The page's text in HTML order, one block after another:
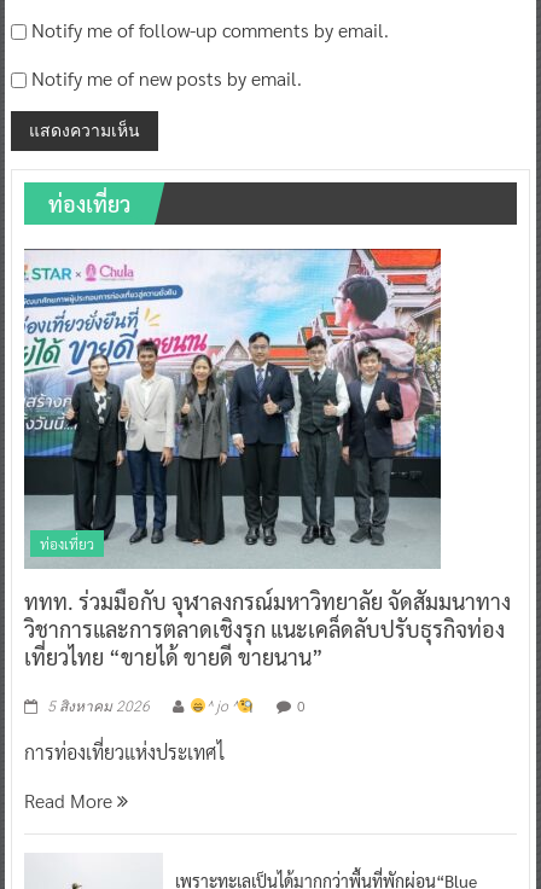
Notify me of follow-up comments by email.
Notify me of new posts by email.
ท่องเที่ยว
ท่องเที่ยว
ททท. ร่วมมือกับ จุฬาลงกรณ์มหาวิทยาลัย จัดสัมมนาทาง
วิชาการและการตลาดเชิงรุก แนะเคล็ดลับปรับธุรกิจท่อง
เที่ยวไทย “ขายได้ ขายดี ขายนาน”
5 สิงหาคม 2026 ^ jo ^ 0
การท่องเที่ยวแห่งประเทศไ
Read More
เพราะทะเลเป็นได้มากกว่าพื้นที่พักผ่อน“Blue